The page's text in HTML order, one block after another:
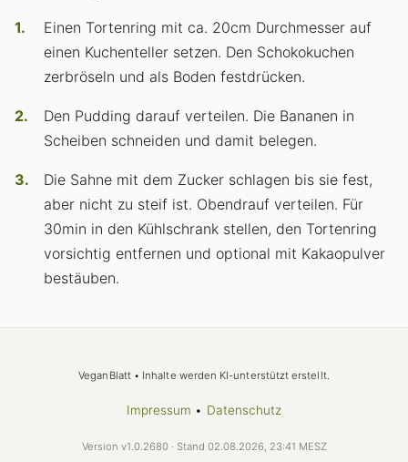
Einen Tortenring mit ca. 20cm Durchmesser auf
einen Kuchenteller setzen. Den Schokokuchen
zerbröseln und als Boden festdrücken.
Den Pudding darauf verteilen. Die Bananen in
Scheiben schneiden und damit belegen.
Die Sahne mit dem Zucker schlagen bis sie fest,
aber nicht zu steif ist. Obendrauf verteilen. Für
30min in den Kühlschrank stellen, den Tortenring
vorsichtig entfernen und optional mit Kakaopulver
bestäuben.
VeganBlatt • Inhalte werden KI-unterstützt erstellt.
Impressum • Datenschutz
Version v1.0.2680 · Stand 02.08.2026, 23:41 MESZ